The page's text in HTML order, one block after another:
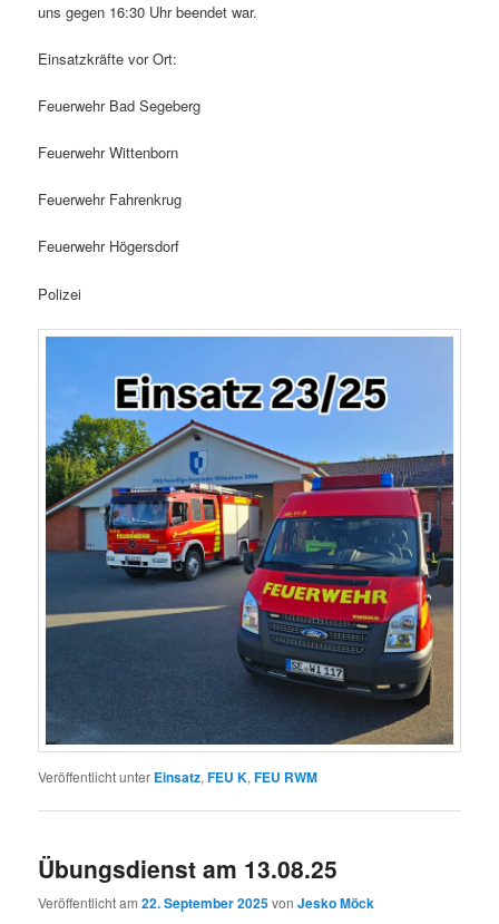
uns gegen 16:30 Uhr beendet war.
Einsatzkräfte vor Ort:
Feuerwehr Bad Segeberg
Feuerwehr Wittenborn
Feuerwehr Fahrenkrug
Feuerwehr Högersdorf
Polizei
Veröffentlicht unter Einsatz,FEU K,FEU RWM
Übungsdienst am 13.08.25
Veröffentlicht am22. September 2025vonJesko Möck